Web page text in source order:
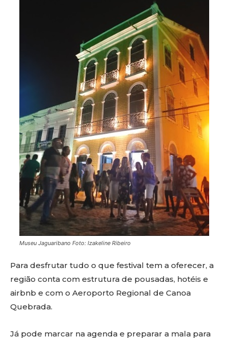
Museu Jaguaribano Foto: Izakeline Ribeiro
Para desfrutar tudo o que festival tem a oferecer, a
região conta com estrutura de pousadas, hotéis e
airbnb e com o Aeroporto Regional de Canoa
Quebrada.
Já pode marcar na agenda e preparar a mala para